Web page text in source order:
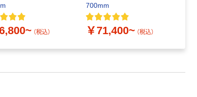
（税込）
700mm
￥71,400~ （税込）